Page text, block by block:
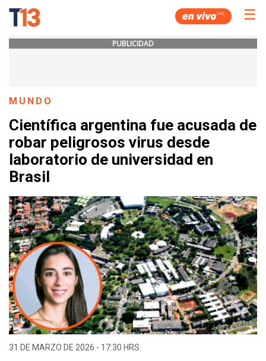
☰
PUBLICIDAD
MUNDO
Científica argentina fue acusada de
robar peligrosos virus desde
laboratorio de universidad en
Brasil
31 DE MARZO DE 2026 - 17:30 HRS.